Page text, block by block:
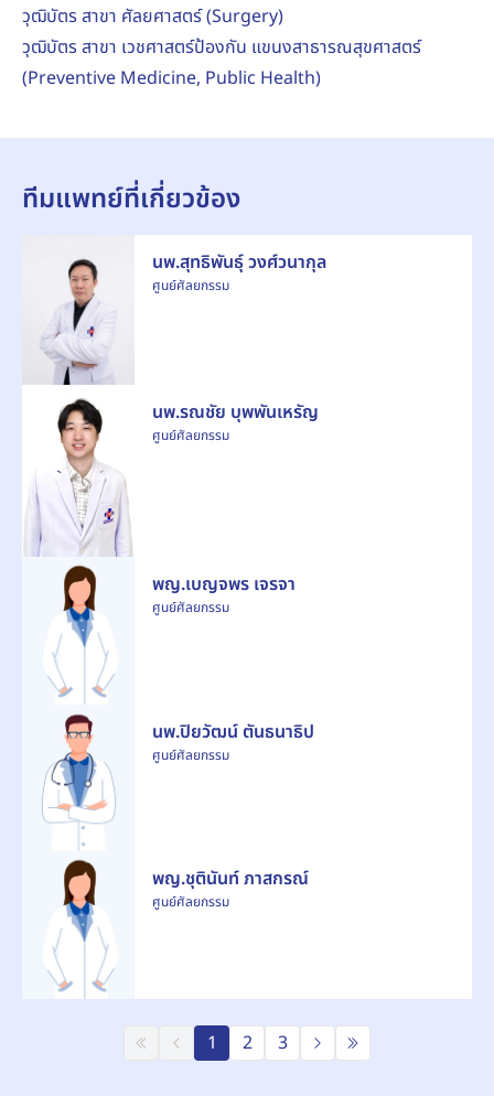
วุฒิบัตร สาขา ศัลยศาสตร์ (Surgery)
วุฒิบัตร สาขา เวชศาสตร์ป้องกัน แขนงสาธารณสุขศาสตร์
(Preventive Medicine, Public Health)
ทีมแพทย์ที่เกี่ยวข้อง
นพ.สุทธิพันธุ์ วงศ์วนากุล
ศูนย์ศัลยกรรม
นพ.รณชัย บุพพันเหรัญ
ศูนย์ศัลยกรรม
พญ.เบญจพร เจรจา
ศูนย์ศัลยกรรม
นพ.ปิยวัฒน์ ตันธนาธิป
ศูนย์ศัลยกรรม
พญ.ชุตินันท์ ภาสกรณ์
ศูนย์ศัลยกรรม
1 2 3